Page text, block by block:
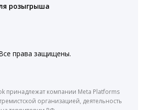
розыгрыша
права защищены.
принадлежат компании Meta Platforms
организацией, деятельность